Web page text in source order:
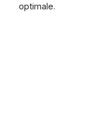
optimale.